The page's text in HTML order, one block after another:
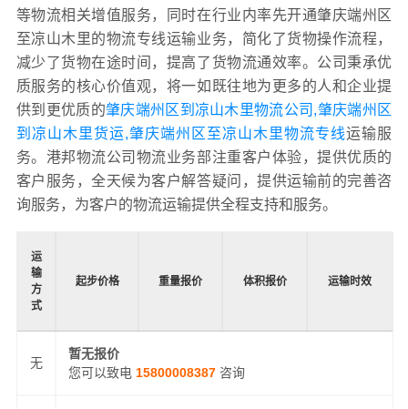
等物流相关增值服务，同时在行业内率先开通肇庆端州区
至凉山木里的物流专线运输业务，简化了货物操作流程，
减少了货物在途时间，提高了货物流通效率。公司秉承优
质服务的核心价值观，将一如既往地为更多的人和企业提
供到更优质的肇庆端州区到凉山木里物流公司,肇庆端州区
到凉山木里货运,肇庆端州区至凉山木里物流专线运输服
务。港邦物流公司物流业务部注重客户体验，提供优质的
客户服务，全天候为客户解答疑问，提供运输前的完善咨
询服务，为客户的物流运输提供全程支持和服务。
运
输
方
式
起步价格 重量报价 体积报价 运输时效
无
暂无报价
您可以致电 15800008387 咨询